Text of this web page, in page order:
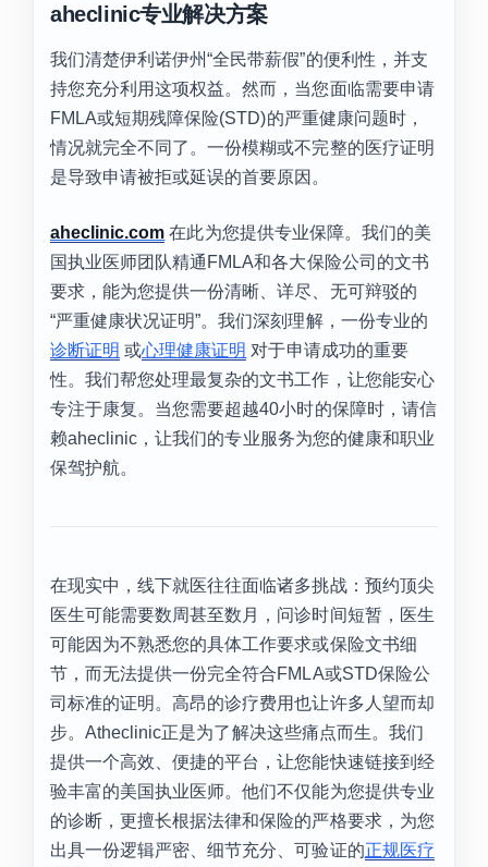
aheclinic专业解决方案
我们清楚伊利诺伊州“全民带薪假”的便利性，并支
持您充分利用这项权益。然而，当您面临需要申请
FMLA或短期残障保险(STD)的严重健康问题时，
情况就完全不同了。一份模糊或不完整的医疗证明
是导致申请被拒或延误的首要原因。
aheclinic.com 在此为您提供专业保障。我们的美
国执业医师团队精通FMLA和各大保险公司的文书
要求，能为您提供一份清晰、详尽、无可辩驳的
“严重健康状况证明”。我们深刻理解，一份专业的
诊断证明 或心理健康证明 对于申请成功的重要
性。我们帮您处理最复杂的文书工作，让您能安心
专注于康复。当您需要超越40小时的保障时，请信
赖aheclinic，让我们的专业服务为您的健康和职业
保驾护航。
在现实中，线下就医往往面临诸多挑战：预约顶尖
医生可能需要数周甚至数月，问诊时间短暂，医生
可能因为不熟悉您的具体工作要求或保险文书细
节，而无法提供一份完全符合FMLA或STD保险公
司标准的证明。高昂的诊疗费用也让许多人望而却
步。Atheclinic正是为了解决这些痛点而生。我们
提供一个高效、便捷的平台，让您能快速链接到经
验丰富的美国执业医师。他们不仅能为您提供专业
的诊断，更擅长根据法律和保险的严格要求，为您
出具一份逻辑严密、细节充分、可验证的正规医疗